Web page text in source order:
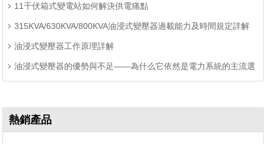
11千伏箱式變電站如何解決供電痛點
315KVA/630KVA/800KVA油浸式變壓器過載能力及時間規定詳解
油浸式變壓器工作原理詳解
油浸式變壓器的優勢與不足——為什么它依然是電力系統的主流選
熱銷產品